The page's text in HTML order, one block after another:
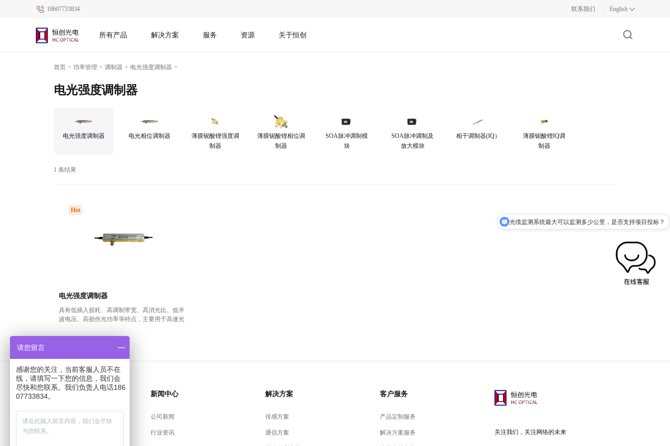
18607733834 联系我们 English
所有产品 解决方案 服务 资源 关于恒创
首页 > 功率管理 > 调制器 > 电光强度调制器 >
电光强度调制器
电光强度调制器 电光相位调制器
薄膜铌酸锂强度调
制器
薄膜铌酸锂相位调
制器
SOA脉冲调制模
块
SOA脉冲调制及
放大模块
相干调制器(IQ）
薄膜铌酸锂IQ调
制器
1 条结果
Hot
电光强度调制器
具有低插入损耗、高调制带宽、高消光比、低半
波电压、高损伤光功率等特点，主要用于高速光
通信中的高消光比光脉冲产生以及微波光纤链路
关于恒创
公司介绍
公司资质
新闻中心
公司新闻
行业资讯
解决方案
传感方案
通信方案
客户服务
产品定制服务
解决方案服务 关注我们，关注网络的未来
光缆监测系统最大可以监测多少公里，是否支持项目投标？
请您留言
感谢您的关注，当前客服人员不在
线，请填写一下您的信息，我们会
尽快和您联系。我们负责人电话186
07733834。